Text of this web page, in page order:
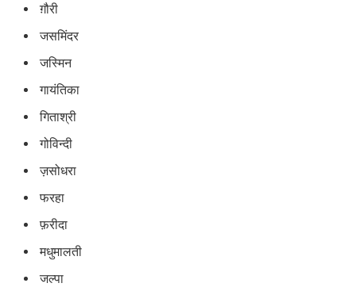
ग़ौरी
जसमिंदर
जस्मिन
गायंतिका
गिताश्री
गोविन्दी
ज़सोधरा
फरहा
फ़रीदा
मधुमालती
जल्पा